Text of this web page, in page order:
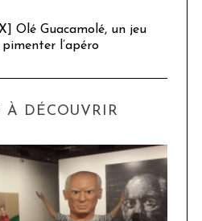
Olé Guacamolé, un jeu
l’apéro
À DÉCOUVRIR